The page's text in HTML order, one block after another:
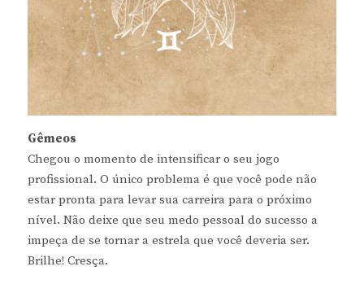
Gêmeos
Chegou o momento de intensificar o seu jogo
profissional. O único problema é que você pode não
estar pronta para levar sua carreira para o próximo
nível. Não deixe que seu medo pessoal do sucesso a
impeça de se tornar a estrela que você deveria ser.
Brilhe! Cresça.